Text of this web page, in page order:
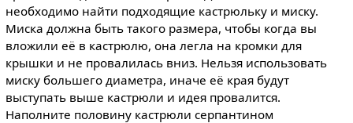
необходимо найти подходящие кастрюльку и миску.
Миска должна быть такого размера, чтобы когда вы
вложили её в кастрюлю, она легла на кромки для
крышки и не провалилась вниз. Нельзя использовать
миску большего диаметра, иначе её края будут
выступать выше кастрюли и идея провалится.
Наполните половину кастрюли серпантином